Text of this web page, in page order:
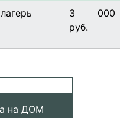
3 000
руб.
на ДОМ